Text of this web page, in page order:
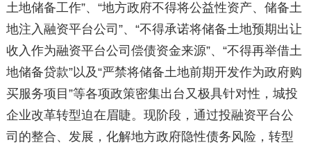
土地储备工作”、“地方政府不得将公益性资产、储备土
地注入融资平台公司”、“不得承诺将储备土地预期出让
收入作为融资平台公司偿债资金来源”、“不得再举借土
地储备贷款”以及“严禁将储备土地前期开发作为政府购
买服务项目”等各项政策密集出台又极具针对性，城投
企业改革转型迫在眉睫。现阶段，通过投融资平台公
司的整合、发展，化解地方政府隐性债务风险，转型